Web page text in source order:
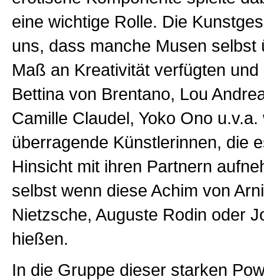
eine wichtige Rolle. Die
uns, dass manche Musen selbst
Maß an Kreativität verfügten
Bettina von Brentano, Lou
Camille Claudel, Yoko Ono
überragende Künstlerinnen, die
Hinsicht mit ihren Partnern
selbst wenn diese Achim von
Nietzsche, Auguste Rodin oder
hießen.
In die Gruppe dieser starken